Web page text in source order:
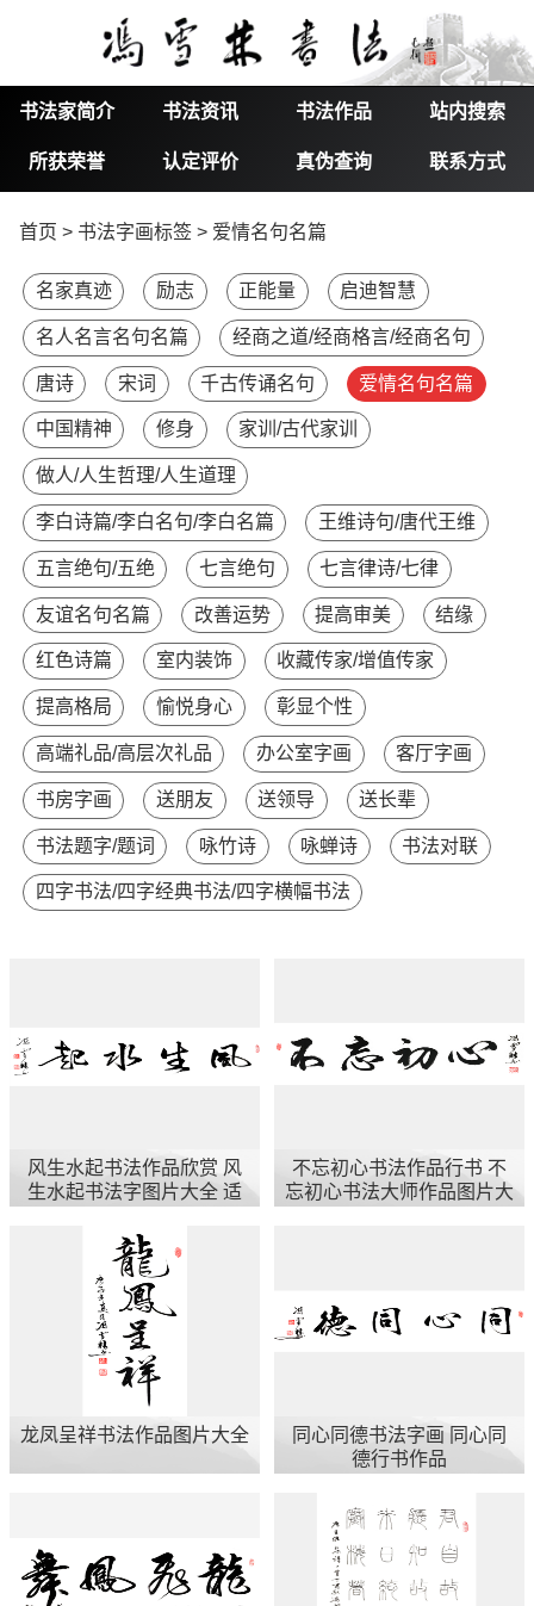
书法家简介 书法资讯 书法作品 站内搜索
所获荣誉 认定评价 真伪查询 联系方式
首页 > 书法字画标签 > 爱情名句名篇
名家真迹 励志 正能量 启迪智慧
名人名言名句名篇 经商之道/经商格言/经商名句
唐诗 宋词 千古传诵名句 爱情名句名篇
中国精神 修身 家训/古代家训
做人/人生哲理/人生道理
李白诗篇/李白名句/李白名篇 王维诗句/唐代王维
五言绝句/五绝 七言绝句 七言律诗/七律
友谊名句名篇 改善运势 提高审美 结缘
红色诗篇 室内装饰 收藏传家/增值传家
提高格局 愉悦身心 彰显个性
高端礼品/高层次礼品 办公室字画 客厅字画
书房字画 送朋友 送领导 送长辈
书法题字/题词 咏竹诗 咏蝉诗 书法对联
四字书法/四字经典书法/四字横幅书法
风生水起书法作品欣赏 风
生水起书法字图片大全 适
不忘初心书法作品行书 不
忘初心书法大师作品图片大
龙凤呈祥书法作品图片大全
同心同德书法字画 同心同
德行书作品